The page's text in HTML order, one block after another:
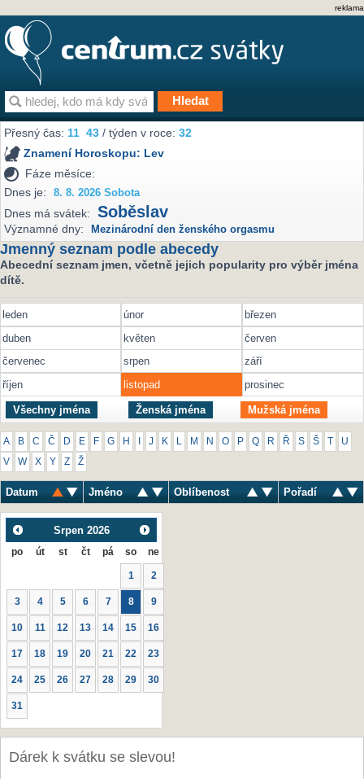
reklama
Přesný čas:11 43 / týden v roce:32
Znamení Horoskopu: Lev
Fáze měsíce:
Dnes je:
8. 8. 2026 Sobota
Dnes má svátek: Soběslav
Významné dny: Mezinárodní den ženského orgasmu
Jmenný seznam podle abecedy
Abecední seznam jmen, včetně jejich popularity pro výběr jména
dítě.
leden únor
březen
duben
květen
červen
červenec
srpen
září
říjen
listopad prosinec
Všechny jména Ženská jména Mužská jména
A B C Č D E F G H J K M N O P Q R Ř S Š U
V W X Y Z Ž
Datum Jméno Oblíbenost Pořadí
Srpen 2026
po út st čt pá so ne
1 2
3 4 5 6 7 8 9
10 11 12 13 14 15 16
17 18 19 20 21 22 23
24 25 26 27 28 29 30
31
Dárek k svátku se slevou!